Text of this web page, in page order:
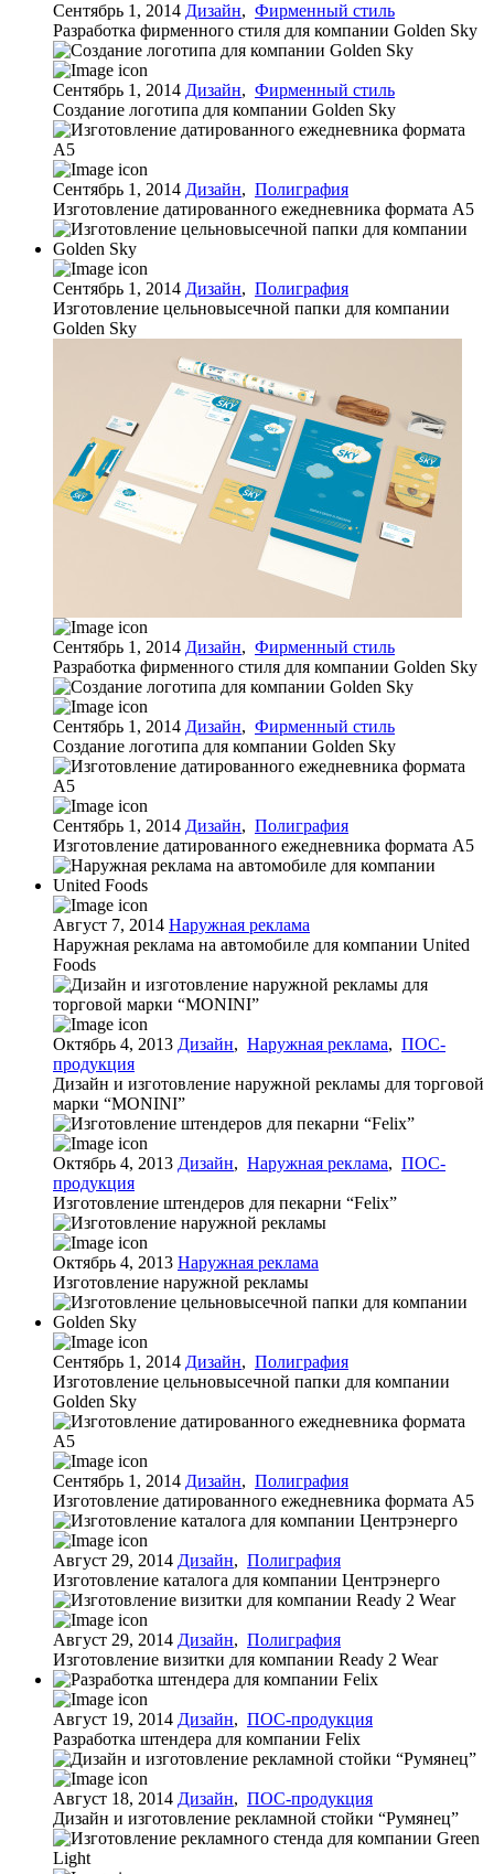
Сентябрь 1, 2014 Дизайн, Фирменный стиль
Разработка фирменного стиля для компании Golden Sky
Сентябрь 1, 2014 Дизайн, Фирменный стиль
Создание логотипа для компании Golden Sky
Сентябрь 1, 2014 Дизайн, Полиграфия
Изготовление датированного ежедневника формата А5
Сентябрь 1, 2014 Дизайн, Полиграфия
Изготовление цельновысечной папки для компании
Golden Sky
Сентябрь 1, 2014 Дизайн, Фирменный стиль
Разработка фирменного стиля для компании Golden Sky
Сентябрь 1, 2014 Дизайн, Фирменный стиль
Создание логотипа для компании Golden Sky
Сентябрь 1, 2014 Дизайн, Полиграфия
Изготовление датированного ежедневника формата А5
Август 7, 2014 Наружная реклама
Наружная реклама на автомобиле для компании United
Foods
Октябрь 4, 2013 Дизайн, Наружная реклама, ПОС-
продукция
Дизайн и изготовление наружной рекламы для торговой
марки “MONINI”
Октябрь 4, 2013 Дизайн, Наружная реклама, ПОС-
продукция
Изготовление штендеров для пекарни “Felix”
Октябрь 4, 2013 Наружная реклама
Изготовление наружной рекламы
Сентябрь 1, 2014 Дизайн, Полиграфия
Изготовление цельновысечной папки для компании
Golden Sky
Сентябрь 1, 2014 Дизайн, Полиграфия
Изготовление датированного ежедневника формата А5
Август 29, 2014 Дизайн, Полиграфия
Изготовление каталога для компании Центрэнерго
Август 29, 2014 Дизайн, Полиграфия
Изготовление визитки для компании Ready 2 Wear
Август 19, 2014 Дизайн, ПОС-продукция
Разработка штендера для компании Felix
Август 18, 2014 Дизайн, ПОС-продукция
Дизайн и изготовление рекламной стойки “Румянец”